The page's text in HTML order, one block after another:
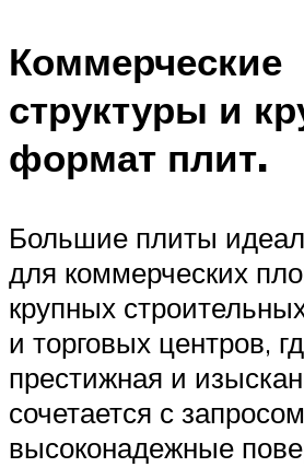
Коммерческие
структуры и
формат плит.
Большие плиты
для коммерческих
крупных
и торговых центров,
престижная и
сочетается с
высоконадежные